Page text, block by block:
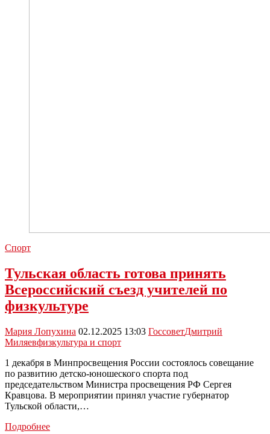
Спорт
Тульская область готова принять
Всероссийский съезд учителей по
физкультуре
Мария Лопухина 02.12.2025 13:03 ГоссоветДмитрий
Миляевфизкультура и спорт
1 декабря в Минпросвещения России состоялось совещание
по развитию детско-юношеского спорта под
председательством Министра просвещения РФ Сергея
Кравцова. В мероприятии принял участие губернатор
Тульской области,…
ПодробнееТульская